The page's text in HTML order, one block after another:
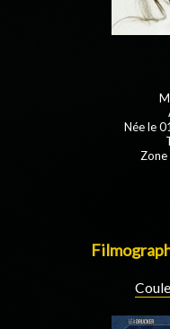
Née le